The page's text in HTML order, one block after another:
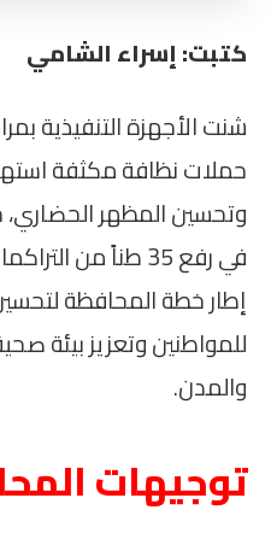
كتبت: إسراء الشامي
شنت الأجهزة التنفيذية
حملات نظافة مكثفة
وتحسين المظهر
في رفع 35 طناً من
إطار خطة المحافظة
للمواطنين وتعزيز بيئة
والمدن.
توجيهات